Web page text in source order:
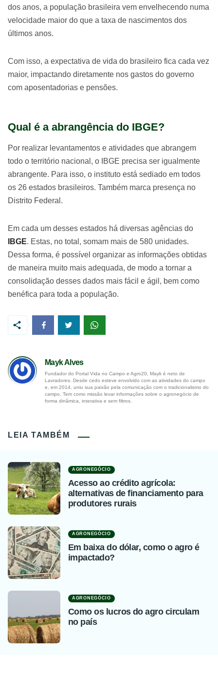
dos anos, a população brasileira vem envelhecendo numa
velocidade maior do que a taxa de nascimentos dos
últimos anos.
Com isso, a expectativa de vida do brasileiro fica cada vez
maior, impactando diretamente nos gastos do governo
com aposentadorias e pensões.
Qual é a abrangência do IBGE?
Por realizar levantamentos e atividades que abrangem
todo o território nacional, o IBGE precisa ser igualmente
abrangente. Para isso, o instituto está sediado em todos
os 26 estados brasileiros. Também marca presença no
Distrito Federal.
Em cada um desses estados há diversas agências do
IBGE. Estas, no total, somam mais de 580 unidades.
Dessa forma, é possível organizar as informações obtidas
de maneira muito mais adequada, de modo a tornar a
consolidação desses dados mais fácil e ágil, bem como
benéfica para toda a população.
Mayk Alves
Fundador do Portal Vida no Campo e Agro20, Mayk é neto de
Lavradores. Desde cedo esteve envolvido com as atividades do campo
e, em 2014, uniu sua paixão pela comunicação com o tradicionalismo do
campo. Tem como missão levar informações sobre o agronegócio de
forma dinâmica, interativa e sem filtros.
LEIA TAMBÉM
AGRONEGÓCIO
Acesso ao crédito agrícola:
alternativas de financiamento para
produtores rurais
AGRONEGÓCIO
Em baixa do dólar, como o agro é
impactado?
AGRONEGÓCIO
Como os lucros do agro circulam
no país